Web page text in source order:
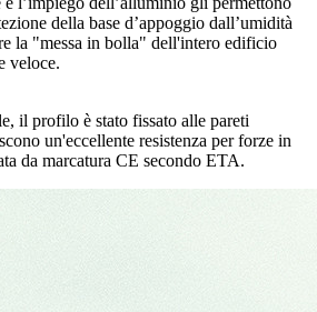
della base d’appoggio dall’umidità
la "messa in bolla" dell'intero edificio
veloce.
il profilo è stato fissato alle pareti
un'eccellente resistenza per forze in
da marcatura CE secondo ETA.